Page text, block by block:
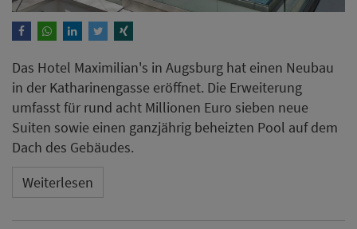
Das Hotel Maximilian's in Augsburg hat einen Neubau
in der Katharinengasse eröffnet. Die Erweiterung
umfasst für rund acht Millionen Euro sieben neue
Suiten sowie einen ganzjährig beheizten Pool auf dem
Dach des Gebäudes.
Weiterlesen